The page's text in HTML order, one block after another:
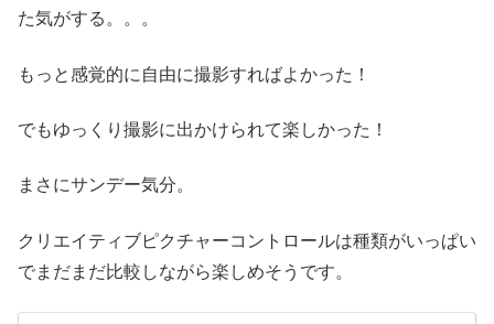
た気がする。。。
もっと感覚的に自由に撮影すればよかった！
でもゆっくり撮影に出かけられて楽しかった！
まさにサンデー気分。
クリエイティブピクチャーコントロールは種類がいっぱい
でまだまだ比較しながら楽しめそうです。